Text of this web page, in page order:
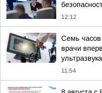
12:12
Семь часов
врачи
ультразвука
11:54